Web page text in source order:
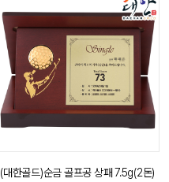
(대한골드)순금 골프공 상패 7.5g(2돈)